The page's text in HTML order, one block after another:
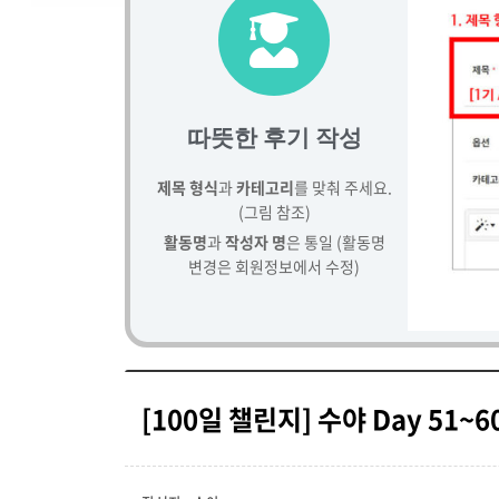
따뜻한 후기 작성
제목 형식과카테고리를 맞춰 주세요.
(그림 참조)
활동명과작성자 명은 통일 (활동명
변경은 회원정보에서 수정)
[100일 챌린지] 수야 Day